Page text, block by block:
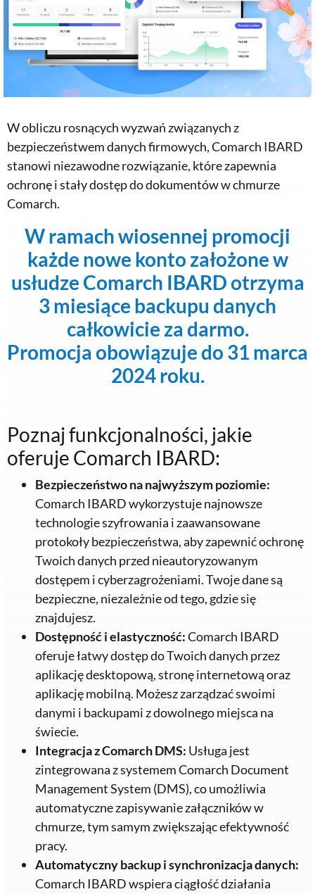
W obliczu rosnących wyzwań związanych z
bezpieczeństwem danych firmowych, Comarch IBARD
stanowi niezawodne rozwiązanie, które zapewnia
ochronę i stały dostęp do dokumentów w chmurze
Comarch.
W ramach wiosennej promocji
każde nowe konto założone w
usłudze Comarch IBARD otrzyma
3 miesiące backupu danych
całkowicie za darmo.
Promocja obowiązuje do 31 marca
2024 roku.
Poznaj funkcjonalności, jakie
oferuje Comarch IBARD:
Bezpieczeństwo na najwyższym poziomie:
Comarch IBARD wykorzystuje najnowsze
technologie szyfrowania i zaawansowane
protokoły bezpieczeństwa, aby zapewnić ochronę
Twoich danych przed nieautoryzowanym
dostępem i cyberzagrożeniami. Twoje dane są
bezpieczne, niezależnie od tego, gdzie się
znajdujesz.
Dostępność i elastyczność:Comarch IBARD
oferuje łatwy dostęp do Twoich danych przez
aplikację desktopową, stronę internetową oraz
aplikację mobilną. Możesz zarządzać swoimi
danymi i backupami z dowolnego miejsca na
świecie.
Integracja z Comarch DMS: Usługa jest
zintegrowana z systemem Comarch Document
Management System (DMS), co umożliwia
automatyczne zapisywanie załączników w
chmurze, tym samym zwiększając efektywność
pracy.
Automatyczny backup i synchronizacja danych:
Comarch IBARD wspiera ciągłość działania